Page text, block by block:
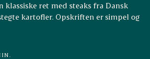
klassiske ret med steaks fra Dansk
kartofler. Opskriften er simpel og